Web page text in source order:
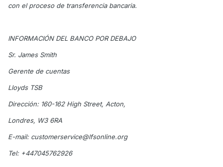
con el proceso de transferencia bancaria.
INFORMACIÓN DEL BANCO POR DEBAJO
Sr. James Smith
Gerente de cuentas
Lloyds TSB
Dirección: 160-162 High Street, Acton,
Londres, W3 6RA
E-mail: customerservice@lfsonline.org
Tel: +447045762926